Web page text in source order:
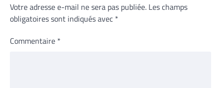
Votre adresse e-mail ne sera pas publiée. Les champs
obligatoires sont indiqués avec *
Commentaire *